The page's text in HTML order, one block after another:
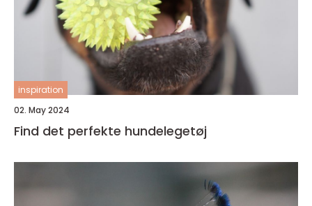
inspiration
02. May 2024
Find det perfekte hundelegetøj